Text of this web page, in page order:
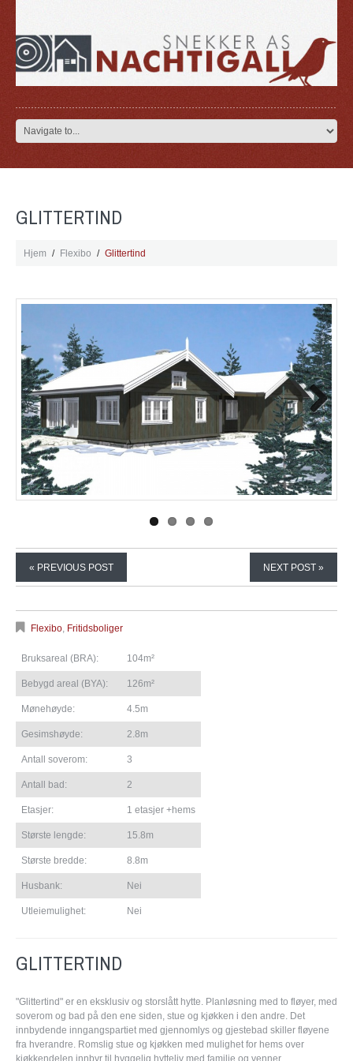
GLITTERTIND
Hjem Flexibo Glittertind
Next
« PREVIOUS POST NEXT POST »
Flexibo Fritidsboliger
Bruksareal (BRA): 104m²
Bebygd areal (BYA): 126m²
Mønehøyde: 4.5m
Gesimshøyde: 2.8m
Antall soverom: 3
Antall bad: 2
Etasjer: 1 etasjer +hems
Største lengde: 15.8m
Største bredde: 8.8m
Husbank: Nei
Utleiemulighet: Nei
GLITTERTIND
"Glittertind" er en eksklusiv og storslått hytte. Planløsning med to fløyer, med
soverom og bad på den ene siden, stue og kjøkken i den andre. Det
innbydende inngangspartiet med gjennomlys og gjestebad skiller fløyene
fra hverandre. Romslig stue og kjøkken med mulighet for hems over
kjøkkendelen innbyr til hyggelig hytteliv med familie og venner.